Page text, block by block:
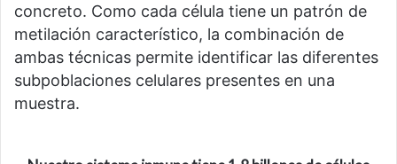
concreto. Como cada célula tiene un patrón de
metilación característico, la combinación de
ambas técnicas permite identificar las diferentes
subpoblaciones celulares presentes en una
muestra.